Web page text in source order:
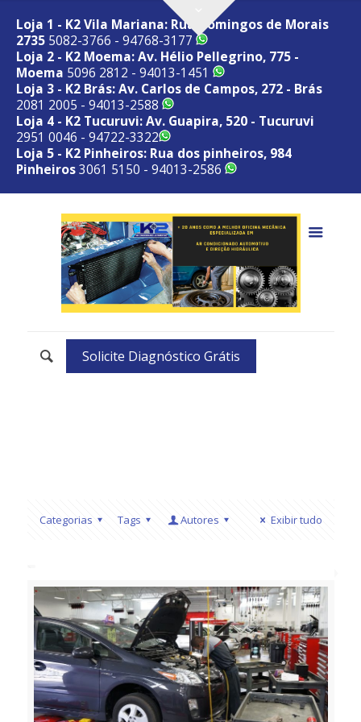
Loja 1 - K2 Vila Mariana: Rua Domingos de Morais
2735 5082-3766 - 94768-3177
Loja 2 - K2 Moema: Av. Hélio Pellegrino, 775 -
Moema 5096 2812 - 94013-1451
Loja 3 - K2 Brás: Av. Carlos de Campos, 272 - Brás
2081 2005 - 94013-2588
Loja 4 - K2 Tucuruvi: Av. Guapira, 520 - Tucuruvi
2951 0046 - 94722-3322
Loja 5 - K2 Pinheiros: Rua dos pinheiros, 984
Pinheiros3061 5150 - 94013-2586
Solicite Diagnóstico Grátis
Categorias Tags Autores Exibir tudo